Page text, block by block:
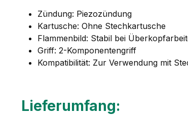
Zündung: Piezozündung
Kartusche: Ohne Stechkartusche
Flammenbild: Stabil bei
Griff: 2-Komponentengriff
Kompatibilität: Zur Verwendung mit
Lieferumfang: